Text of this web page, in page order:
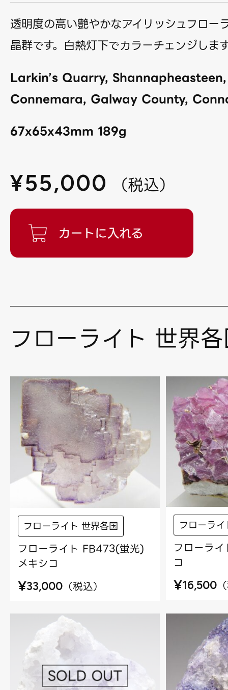
透明度の高い艶やかなアイリッシュフロー
晶群です。白熱灯下でカラーチェンジしま
Larkin’s Quarry,
Connemara, Galway County,
67x65x43mm 189g
¥55,000 （税込）
フローライト 世界
フローライト 世界各国
フローライト FB473(蛍光)
メキシコ
¥33,000 （税込）
フローラ
フローラ
コ
¥16,500 （